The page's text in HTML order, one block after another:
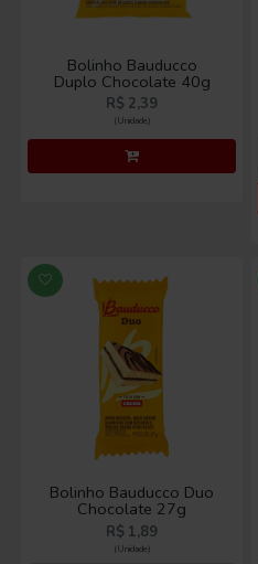
Bolinho Bauducco
Duplo Chocolate 40g
R$ 2,39
(Unidade)
Bolinho Bauducco Duo
Chocolate 27g
R$ 1,89
(Unidade)